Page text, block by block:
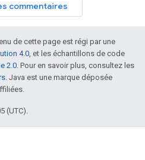
commentaires
de cette page est régi par une
4.0, et les échantillons de code
2.0. Pour en savoir plus, consultez les
. Java est une marque déposée
(UTC).